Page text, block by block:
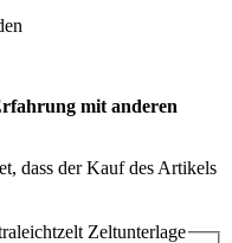
mit anderen
dass der Kauf des Artikels
Zeltunterlage